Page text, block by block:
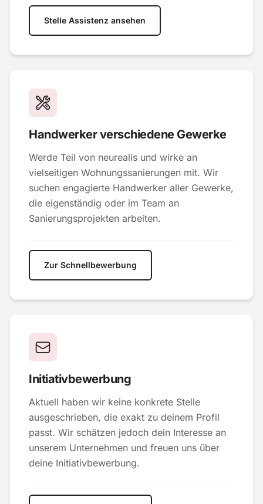
Stelle Assistenz ansehen
Handwerker verschiedene Gewerke
Werde Teil von neurealis und wirke an
vielseitigen Wohnungssanierungen mit. Wir
suchen engagierte Handwerker aller Gewerke,
die eigenständig oder im Team an
Sanierungsprojekten arbeiten.
Zur Schnellbewerbung
Initiativbewerbung
Aktuell haben wir keine konkrete Stelle
ausgeschrieben, die exakt zu deinem Profil
passt. Wir schätzen jedoch dein Interesse an
unserem Unternehmen und freuen uns über
deine Initiativbewerbung.